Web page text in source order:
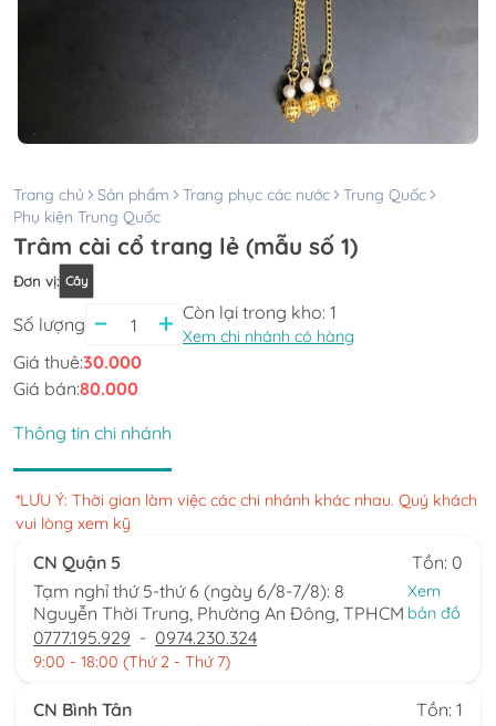
Trang chủ Sản phẩm Trang phục các nước
Trung Quốc
Phụ kiện Trung Quốc
Trâm cài cổ trang lẻ (mẫu số 1)
Đơn vị: Cây
Số lượng
Còn lại trong kho: 1
Xem chi nhánh có hàng
Giá thuê:30.000
Giá bán:80.000
Thông tin chi nhánh
*LƯU Ý: Thời gian làm việc các chi nhánh khác nhau. Quý khách
vui lòng xem kỹ
CN Quận 5
Tồn: 0
Tạm nghỉ thứ 5-thứ 6 (ngày 6/8-7/8): 8
Nguyễn Thời Trung, Phường An Đông, TPHCM
Xem
bản đồ
0777.195.929 - 0974.230.324
9:00 - 18:00 (Thứ 2 - Thứ 7)
CN Bình Tân
Tồn: 1